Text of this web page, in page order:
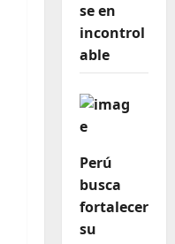
se en
incontrol
able
Perú
busca
fortalecer
su